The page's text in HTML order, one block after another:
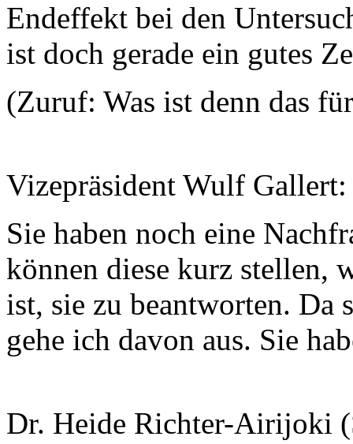
Endeffekt bei den
ist doch gerade ein gutes
(Zuruf: Was ist denn das
Vizepräsident Wulf Gallert:
Sie haben noch eine
können diese kurz stellen,
ist, sie zu beantworten. Da
gehe ich davon aus. Sie
Dr. Heide Richter-Airijoki